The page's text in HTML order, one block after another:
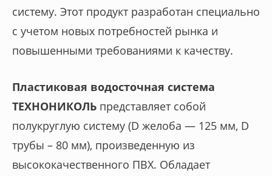
систему. Этот продукт разработан специально
с учетом новых потребностей рынка и
повышенными требованиями к качеству.
Пластиковая водосточная система
ТЕХНОНИКОЛЬ представляет собой
полукруглую систему (D желоба — 125 мм, D
трубы – 80 мм), произведенную из
высококачественного ПВХ. Обладает